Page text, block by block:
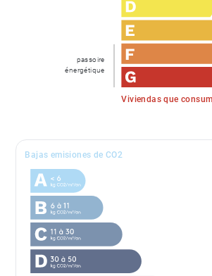
Viviendas que
passoire
énergétique
Bajas emisiones de CO2